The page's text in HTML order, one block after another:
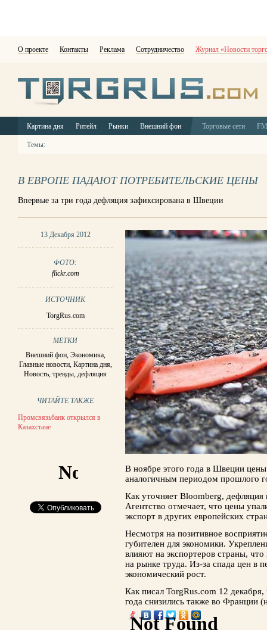
О проекте Контакты Реклама Сотрудничество Журнал «Новости
Картина дня Ритейл Рынки Внешний фон Торговые сети
Темы:
В ЕВРОПЕ ПАДАЮТ ПОТРЕБИТЕЛЬСКИЕ ЦЕНЫ
Впервые за три года дефляция зафиксирована в Швеции
13 Декабря 2012
ФОТО:
flickr.com
ИСТОЧНИК
TorgRus.com
МЕТКИ
Внешний фон, Экономика,
Главные новости, Картина дня,
Новость,тренды,дефляция
ЧИТАЙТЕ ТАКЖЕ
Промсвязьбанк открылся в
Казахстане
В ноябре этого года в Швеции
аналогичным периодом прошлого
Как уточняет Bloomberg, дефляция
Агентство отмечает, что цены
экспорт в других европейских
Несмотря на позитивное
губителен для экономики.
влияют на экспортеров страны,
на рынке труда. Из-за спада цен в
экономический рост.
Как писал TorgRus.com 12
года снизились также во Франции